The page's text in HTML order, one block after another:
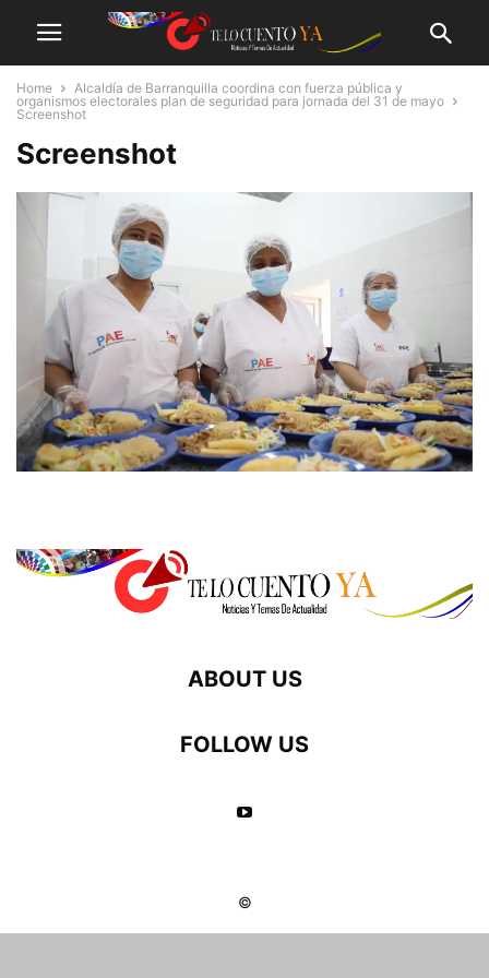
Home
Alcaldía de Barranquilla coordina con fuerza pública y
organismos electorales plan de seguridad para jornada del 31 de mayo
Screenshot
Screenshot
ABOUT US
FOLLOW US
©